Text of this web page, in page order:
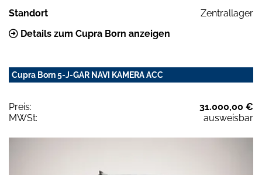
Standort
Zentrallager
Details zum Cupra Born anzeigen
Cupra Born 5-J-GAR NAVI KAMERA ACC
Preis:
31.000,00 €
MWSt:
ausweisbar